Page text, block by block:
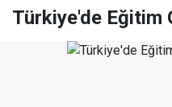
Türkiye'de Eğitim